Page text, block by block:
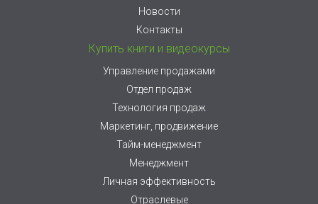
Новости
Контакты
Купить книги и видеокурсы
Управление продажами
Отдел продаж
Технология продаж
Маркетинг, продвижение
Тайм-менеджмент
Менеджмент
Личная эффективность
Отраслевые